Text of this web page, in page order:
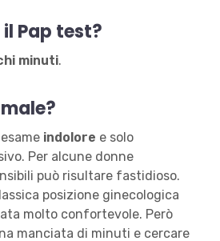
Pap test?
minuti.
indolore e solo
Per alcune donne
può risultare fastidioso.
posizione ginecologica
molto confortevole. Però
manciata di minuti e cercare